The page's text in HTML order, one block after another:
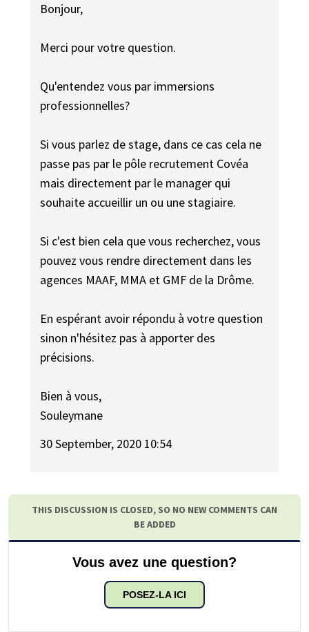
Bonjour,
Merci pour votre question.
Qu'entendez vous par immersions
professionnelles?
Si vous parlez de stage, dans ce cas cela ne
passe pas par le pôle recrutement Covéa
mais directement par le manager qui
souhaite accueillir un ou une stagiaire.
Si c'est bien cela que vous recherchez, vous
pouvez vous rendre directement dans les
agences MAAF, MMA et GMF de la Drôme.
En espérant avoir répondu à votre question
sinon n'hésitez pas à apporter des
précisions.
Bien à vous,
Souleymane
30 September, 2020 10:54
THIS DISCUSSION IS CLOSED, SO NO NEW COMMENTS CAN
BE ADDED
Vous avez une question?
POSEZ-LA ICI